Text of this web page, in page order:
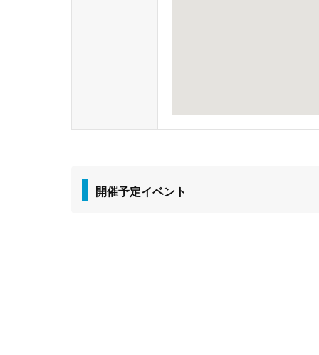
開催予定イベント